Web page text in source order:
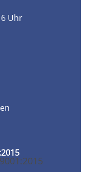
Uhr